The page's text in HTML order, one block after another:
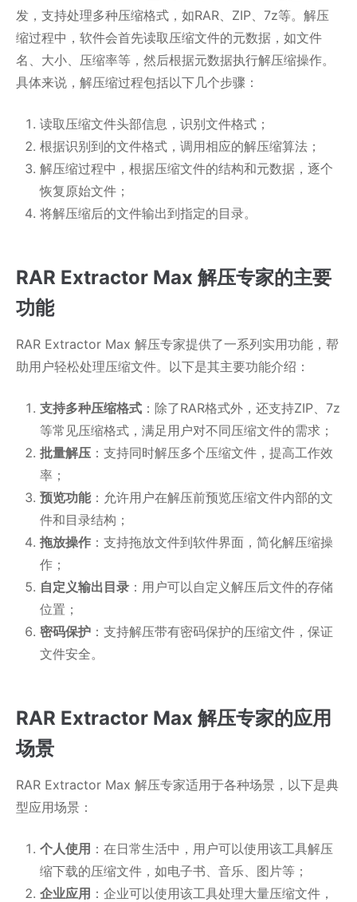
发，支持处理多种压缩格式，如RAR、ZIP、7z等。解压
缩过程中，软件会首先读取压缩文件的元数据，如文件
名、大小、压缩率等，然后根据元数据执行解压缩操作。
具体来说，解压缩过程包括以下几个步骤：
读取压缩文件头部信息，识别文件格式；
根据识别到的文件格式，调用相应的解压缩算法；
解压缩过程中，根据压缩文件的结构和元数据，逐个
恢复原始文件；
将解压缩后的文件输出到指定的目录。
RAR Extractor Max 解压专家的主要
功能
RAR Extractor Max 解压专家提供了一系列实用功能，帮
助用户轻松处理压缩文件。以下是其主要功能介绍：
支持多种压缩格式 ：除了RAR格式外，还支持ZIP、7z
等常见压缩格式，满足用户对不同压缩文件的需求；
批量解压 ：支持同时解压多个压缩文件，提高工作效
率；
预览功能：允许用户在解压前预览压缩文件内部的文
件和目录结构；
拖放操作 ：支持拖放文件到软件界面，简化解压缩操
作；
自定义输出目录 ：用户可以自定义解压后文件的存储
位置；
密码保护 ：支持解压带有密码保护的压缩文件，保证
文件安全。
RAR Extractor Max 解压专家的应用
场景
RAR Extractor Max 解压专家适用于各种场景，以下是典
型应用场景：
个人使用 ：在日常生活中，用户可以使用该工具解压
缩下载的压缩文件，如电子书、音乐、图片等；
企业应用 ：企业可以使用该工具处理大量压缩文件，